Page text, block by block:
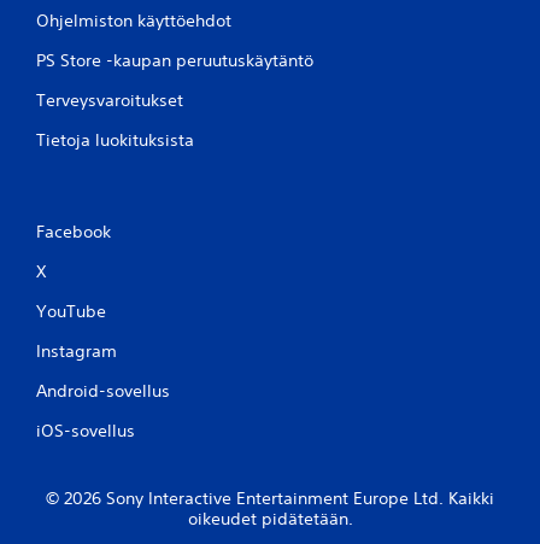
Ohjelmiston käyttöehdot
PS Store -kaupan peruutuskäytäntö
Terveysvaroitukset
Tietoja luokituksista
Facebook
X
YouTube
Instagram
Android-sovellus
iOS-sovellus
© 2026 Sony Interactive Entertainment Europe Ltd. Kaikki
oikeudet pidätetään.